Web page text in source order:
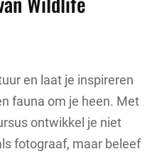
en laat je inspireren
fauna om je heen. Met
ontwikkel je niet
fotograaf, maar beleef